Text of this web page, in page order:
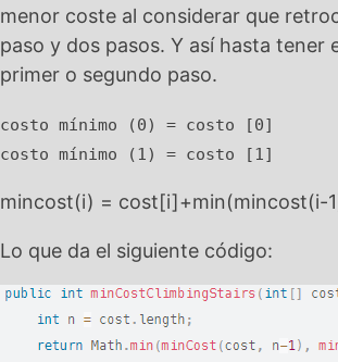
menor coste al considerar que
paso y dos pasos. Y así hasta tener
primer o segundo paso.
costo mínimo (0) = costo [0]
costo mínimo (1) = costo [1]
mincost(i) = cost[i]+min(mincost(i-
Lo que da el siguiente código: